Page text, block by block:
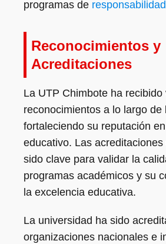
programas de
Reconocimientos y
Acreditaciones
La UTP Chimbote ha recibido
reconocimientos a lo largo de
fortaleciendo su reputación
educativo. Las
sido clave para validar la
programas académicos y su
la excelencia educativa.
La universidad ha sido
organizaciones nacionales e